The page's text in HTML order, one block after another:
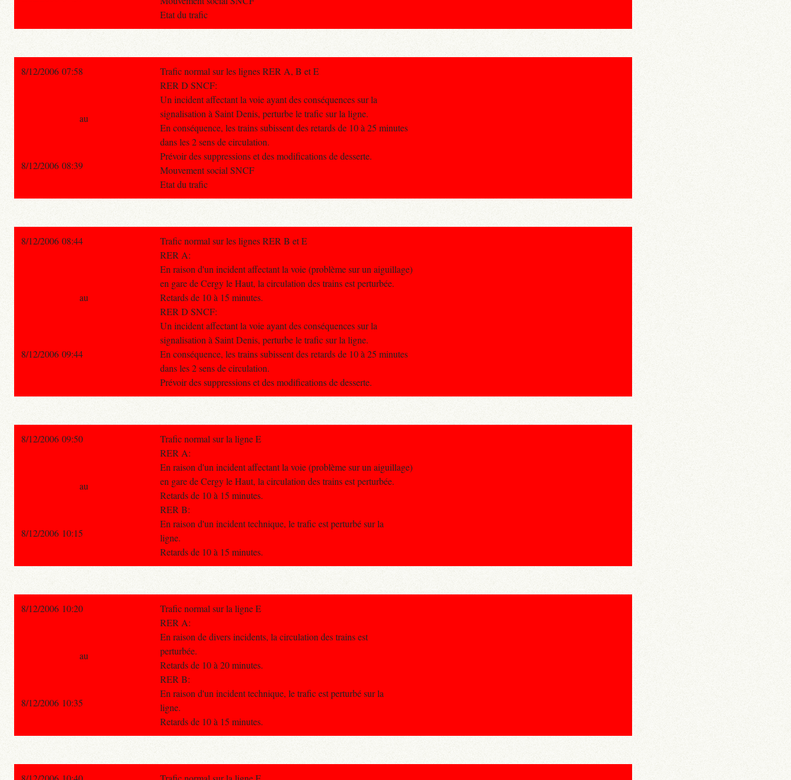
Etat du trafic
8/12/2006 07:58
Trafic normal sur les lignes RER A, B et E
RER D SNCF:
Un incident affectant la voie ayant des conséquences sur la
signalisation à Saint Denis, perturbe le trafic sur la ligne.
En conséquence, les trains subissent des retards de 10 à 25 minutes
dans les 2 sens de circulation.
Prévoir des suppressions et des modifications de desserte.
Mouvement social SNCF
Etat du trafic
au
8/12/2006 08:39
8/12/2006 08:44
Trafic normal sur les lignes RER B et E
RER A:
En raison d'un incident affectant la voie (problème sur un aiguillage)
en gare de Cergy le Haut, la circulation des trains est perturbée.
Retards de 10 à 15 minutes.
RER D SNCF:
Un incident affectant la voie ayant des conséquences sur la
signalisation à Saint Denis, perturbe le trafic sur la ligne.
En conséquence, les trains subissent des retards de 10 à 25 minutes
dans les 2 sens de circulation.
Prévoir des suppressions et des modifications de desserte.
au
8/12/2006 09:44
8/12/2006 09:50
Trafic normal sur la ligne E
RER A:
En raison d'un incident affectant la voie (problème sur un aiguillage)
en gare de Cergy le Haut, la circulation des trains est perturbée.
Retards de 10 à 15 minutes.
RER B:
En raison d'un incident technique, le trafic est perturbé sur la
ligne.
Retards de 10 à 15 minutes.
au
8/12/2006 10:15
8/12/2006 10:20
Trafic normal sur la ligne E
RER A:
En raison de divers incidents, la circulation des trains est
perturbée.
Retards de 10 à 20 minutes.
RER B:
En raison d'un incident technique, le trafic est perturbé sur la
ligne.
Retards de 10 à 15 minutes.
au
8/12/2006 10:35